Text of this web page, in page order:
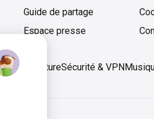
Guide de partage
Espace presse
& LectureSécurité & VPN